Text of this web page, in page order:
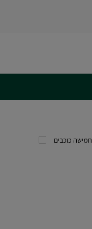
חמישה כוכבים